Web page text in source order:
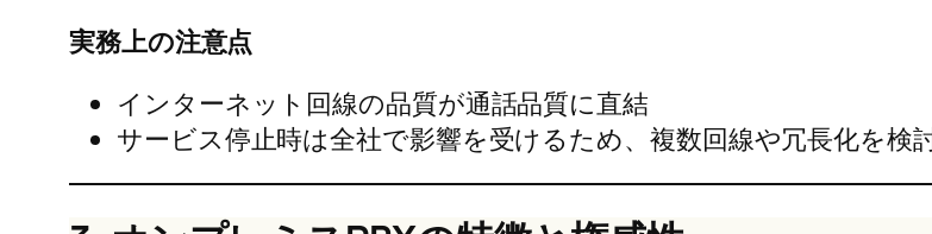
実務上の注意点
インターネット回線の品質が通話品質に直結
サービス停止時は全社で影響を受けるため、複数回線や冗長化を検